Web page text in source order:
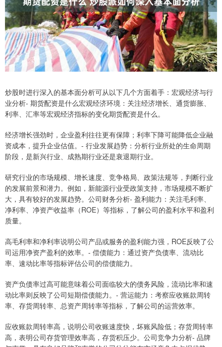
炒股时进行深入的基本面分析可从以下几个方面着手：宏观经济与行
业分析- 期货配资是什么宏观经济环境：关注经济增长、通货膨胀、
利率、汇率等宏观经济指标的变化期货配资是什么。
经济增长强劲时，企业盈利往往更有保障；利率下降可能降低企业融
资成本，提升企业估值。- 行业发展趋势：分析行业所处的生命周期
阶段，是新兴行业、成熟期行业还是衰退期行业。
研究行业的市场规模、增长速度、竞争格局、政策法规等，判断行业
的发展前景和潜力。例如，新能源行业受政策支持，市场规模不断扩
大，具有较好的发展趋势。公司财务分析- 盈利能力：关注毛利率、
净利率、净资产收益率（ROE）等指标，了解公司的盈利水平和盈利
质量。
高毛利率和净利率说明公司产品或服务的盈利能力强，ROE反映了公
司运用净资产盈利的效率。- 偿债能力：通过资产负债率、流动比
率、速动比率等指标评估公司的偿债能力。
资产负债率过高可能意味着公司面临较大的债务风险，流动比率和速
动比率则反映了公司短期偿债能力。- 营运能力：考察应收账款周转
率、存货周转率、总资产周转率等指标，了解公司的运营效率。
应收账款周转率高，说明公司收账速度快，坏账风险低；存货周转率
高，表明公司存货管理效率高，存货积压少。公司竞争力分析- 品牌